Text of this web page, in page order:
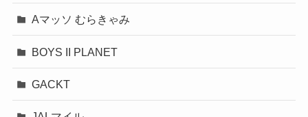
Aマッソ むらきゃみ
BOYS II PLANET
GACKT